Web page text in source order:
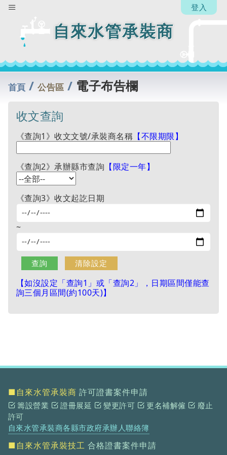
自來水管承裝商
登入
首頁 /公告區 / 電子布告欄
收文查詢
《查詢1》收文文號/承裝商名稱 【不限期限】
《查詢2》承辦縣市查詢 【限定一年】
《查詢3》收文起訖日期
~
【如沒設定「查詢1」或「查詢2」，日期區間僅能查
詢三個月區間(約100天)】
雯
表
■自來水管承裝商 許可證書案件申請
籌設營業 證冊展延 變更許可 更名補解僱
廢止
許可
自來水管承裝商各縣市政府承辦人聯絡簿
■自來水管承裝技工 合格證書案件申請